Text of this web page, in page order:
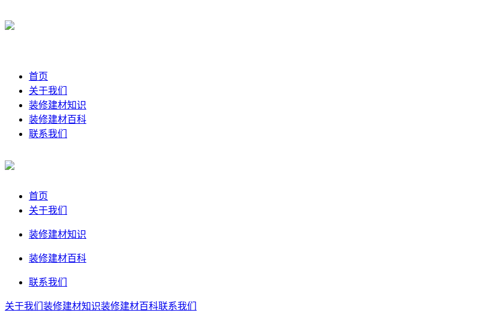
首页
关于我们
装修建材知识
装修建材百科
联系我们
首页
关于我们
装修建材知识
装修建材百科
联系我们
关于我们 装修建材知识装修建材百科联系我们